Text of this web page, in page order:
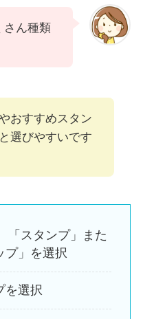
さん種類
おすすめスタン
選びやすいです
「スタンプ」また
プ」を選択
を選択